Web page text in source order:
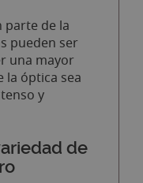
parte de la
pueden ser
una mayor
la óptica sea
y
de